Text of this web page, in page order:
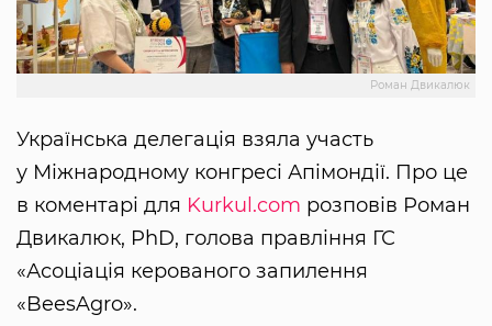
Роман Двикалюк
Українська делегація взяла участь
у Міжнародному конгресі Апімондії. Про це
в коментарі для Kurkul.com розповів Роман
Двикалюк, PhD, голова правління ГС
«Асоціація керованого запилення
«BeesAgro».